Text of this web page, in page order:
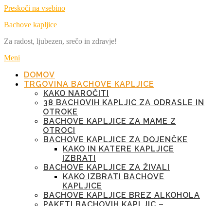
Preskoči na vsebino
Bachove kapljice
Za radost, ljubezen, srečo in zdravje!
Meni
DOMOV
TRGOVINA BACHOVE KAPLJICE
KAKO NAROČITI
38 BACHOVIH KAPLJIC ZA ODRASLE IN
OTROKE
BACHOVE KAPLJICE ZA MAME Z
OTROCI
BACHOVE KAPLJICE ZA DOJENČKE
KAKO IN KATERE KAPLJICE
IZBRATI
BACHOVE KAPLJICE ZA ŽIVALI
KAKO IZBRATI BACHOVE
KAPLJICE
BACHOVE KAPLJICE BREZ ALKOHOLA